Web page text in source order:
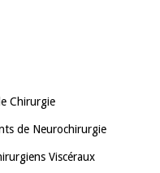
Chirurgie
de Neurochirurgie
Viscéraux